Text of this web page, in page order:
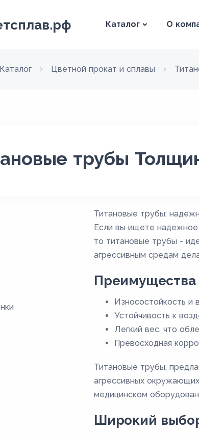
Каталог О
Каталог Цветной прокат и сплавы
трубы
Титановые трубы:
Если вы ищете надежное
то титановые трубы -
агрессивным средам
Преимущества
Износостойкость и
Устойчивость к
Легкий вес, что
Превосходная
Титановые трубы,
агрессивных
медицинском
Широкий